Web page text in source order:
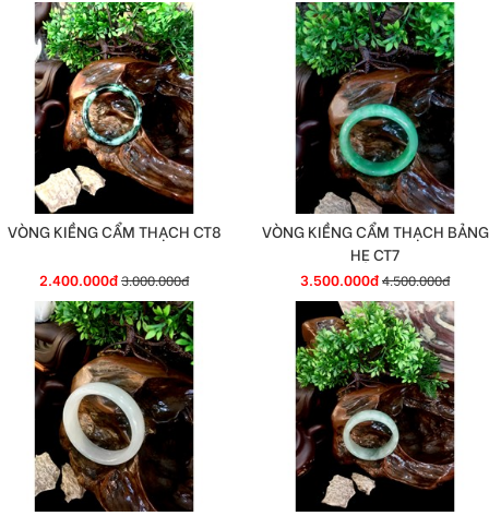
VÒNG KIỀNG CẨM THẠCH CT8
2.400.000đ3.000.000đ
VÒNG KIỀNG CẨM THẠCH BẢNG
HẸ CT7
3.500.000đ4.500.000đ